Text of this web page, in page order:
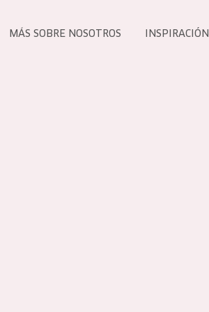
MÁS SOBRE NOSOTROS INSPIRACIÓN